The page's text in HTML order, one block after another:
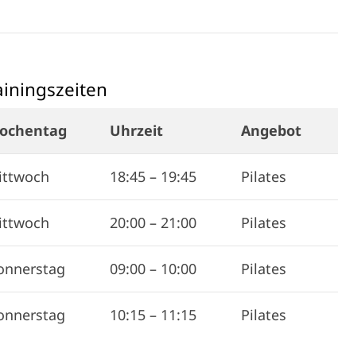
Uhrzeit Angebot
18:45– 19:45 Pilates
20:00– 21:00 Pilates
09:00– 10:00 Pilates
10:15– 11:15 Pilates